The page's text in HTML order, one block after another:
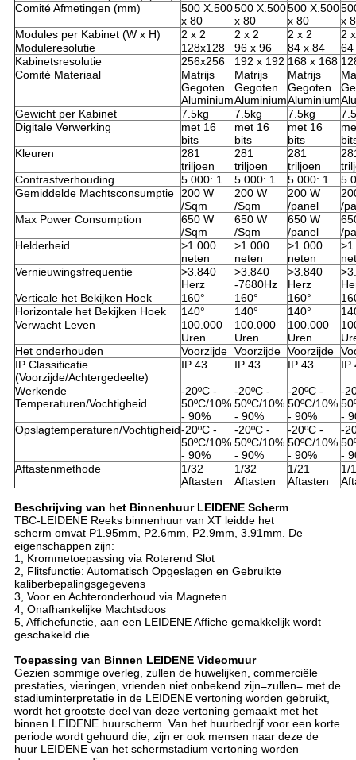
Comité Afmetingen (mm)
500 X.500
x 80
500 X.500
x 80
500 X.500
x 80
x
Modules per Kabinet (W x H)
2 x 2 2 x 2 2 x 2
2
Moduleresolutie
128x128 96 x 96 84 x 84
64
Kabinetsresolutie
256x256 192 x 192 168 x 168
Comité Materiaal
Matrijs
Gegoten
Aluminium
Matrijs
Gegoten
Aluminium
Matrijs
Gegoten
Aluminium
Gewicht per Kabinet
7.5kg 7.5kg 7.5kg
Digitale Verwerking
met 16
bits
met 16
bits
met 16
bits
Kleuren
281
triljoen
281
triljoen
281
triljoen
Contrastverhouding
5.000: 1 5.000: 1 5.000: 1
Gemiddelde Machtsconsumptie 200 W
/Sqm
200 W
/Sqm
200 W
/panel
/
Max Power Consumption
650 W
/Sqm
650 W
/Sqm
650 W
/panel
/
Helderheid
>1.000
neten
>1.000
neten
>1.000
neten
Vernieuwingsfrequentie
>3.840
Herz
>3.840
-7680Hz
>3.840
Herz
Verticale het Bekijken Hoek
160° 160° 160°
Horizontale het Bekijken Hoek
140° 140° 140°
Verwacht Leven
100.000
Uren
100.000
Uren
100.000
Uren
Het onderhouden
Voorzijde Voorzijde Voorzijde
IP Classificatie
(Voorzijde/Achtergedeelte)
IP 43 IP 43 IP 43 IP
Werkende
Temperaturen/Vochtigheid
-20ºC -
50ºC/10%
- 90%
-20ºC -
50ºC/10%
- 90%
-20ºC -
50ºC/10%
- 90%
-
-
Opslagtemperaturen/Vochtigheid-20ºC -
50ºC/10%
- 90%
-20ºC -
50ºC/10%
- 90%
-20ºC -
50ºC/10%
- 90%
-
-
Aftastenmethode
1/32
Aftasten
1/32
Aftasten
1/21
Aftasten
1/
Beschrijving van het Binnenhuur LEIDENE Scherm
TBC-LEIDENE Reeks binnenhuur van XT leidde het
scherm omvat P1.95mm, P2.6mm, P2.9mm, 3.91mm. De
eigenschappen zijn:
1, Krommetoepassing via Roterend Slot
2, Flitsfunctie: Automatisch Opgeslagen en Gebruikte
kaliberbepalingsgegevens
3, Voor en Achteronderhoud via Magneten
4, Onafhankelijke Machtsdoos
5, Affichefunctie, aan een LEIDENE Affiche gemakkelijk wordt
geschakeld die
Toepassing van Binnen LEIDENE Videomuur
Gezien sommige overleg, zullen de huwelijken, commerciële
prestaties, vieringen, vrienden niet onbekend zijn=zullen= met de
stadiuminterpretatie in de LEIDENE vertoning worden gebruikt,
wordt het grootste deel van deze vertoning gemaakt met het
binnen LEIDENE huurscherm. Van het huurbedrijf voor een korte
periode wordt gehuurd die, zijn er ook mensen naar deze de
huur LEIDENE van het schermstadium vertoning worden